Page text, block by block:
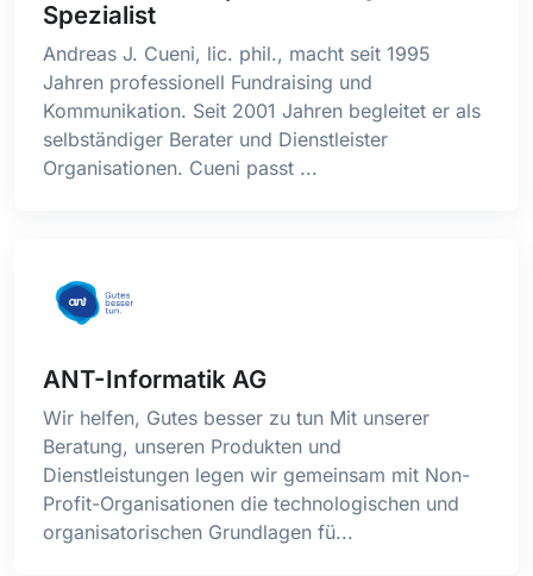
Spezialist
Andreas J. Cueni, lic. phil., macht seit 1995
Jahren professionell Fundraising und
Kommunikation. Seit 2001 Jahren begleitet er als
selbständiger Berater und Dienstleister
Organisationen. Cueni passt ...
ANT-Informatik AG
Wir helfen, Gutes besser zu tun Mit unserer
Beratung, unseren Produkten und
Dienstleistungen legen wir gemeinsam mit Non-
Profit-Organisationen die technologischen und
organisatorischen Grundlagen fü...